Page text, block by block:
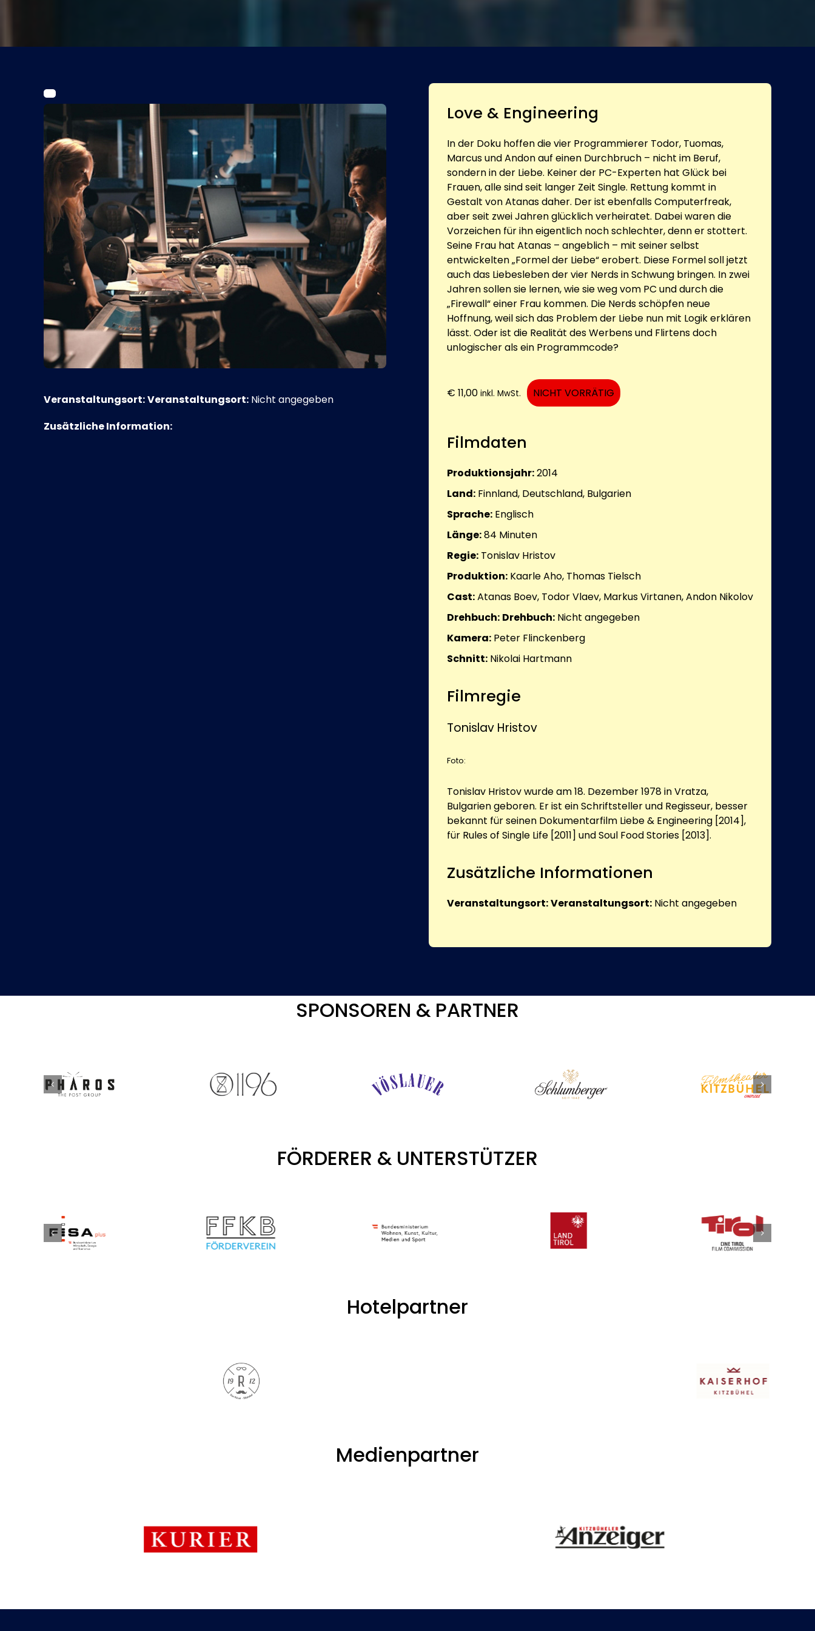
Veranstaltungsort:Veranstaltungsort: Nicht angegeben
Zusätzliche Information:
Love & Engineering
In der Doku hoffen die vier Programmierer Todor, Tuomas,
Marcus und Andon auf einen Durchbruch – nicht im Beruf,
sondern in der Liebe. Keiner der PC-Experten hat Glück bei
Frauen, alle sind seit langer Zeit Single. Rettung kommt in
Gestalt von Atanas daher. Der ist ebenfalls Computerfreak,
aber seit zwei Jahren glücklich verheiratet. Dabei waren die
Vorzeichen für ihn eigentlich noch schlechter, denn er stottert.
Seine Frau hat Atanas – angeblich – mit seiner selbst
entwickelten „Formel der Liebe“ erobert. Diese Formel soll jetzt
auch das Liebesleben der vier Nerds in Schwung bringen. In zwei
Jahren sollen sie lernen, wie sie weg vom PC und durch die
„Firewall“ einer Frau kommen. Die Nerds schöpfen neue
Hoffnung, weil sich das Problem der Liebe nun mit Logik erklären
lässt. Oder ist die Realität des Werbens und Flirtens doch
unlogischer als ein Programmcode?
€ 11,00 inkl. MwSt. NICHT VORRÄTIG
Filmdaten
Produktionsjahr:2014
Land: Finnland, Deutschland, Bulgarien
Sprache: Englisch
Länge:84 Minuten
Regie: Tonislav Hristov
Produktion: Kaarle Aho, Thomas Tielsch
Cast:Atanas Boev, Todor Vlaev, Markus Virtanen, Andon Nikolov
Drehbuch: Drehbuch: Nicht angegeben
Kamera: Peter Flinckenberg
Schnitt: Nikolai Hartmann
Filmregie
Tonislav Hristov
Foto:
Tonislav Hristov wurde am 18. Dezember 1978 in Vratza,
Bulgarien geboren. Er ist ein Schriftsteller und Regisseur, besser
bekannt für seinen Dokumentarfilm Liebe & Engineering [2014],
für Rules of Single Life [2011] und Soul Food Stories [2013].
Zusätzliche Informationen
Veranstaltungsort:Veranstaltungsort: Nicht angegeben
SPONSOREN & PARTNER
FÖRDERER & UNTERSTÜTZER
Hotelpartner
Medienpartner